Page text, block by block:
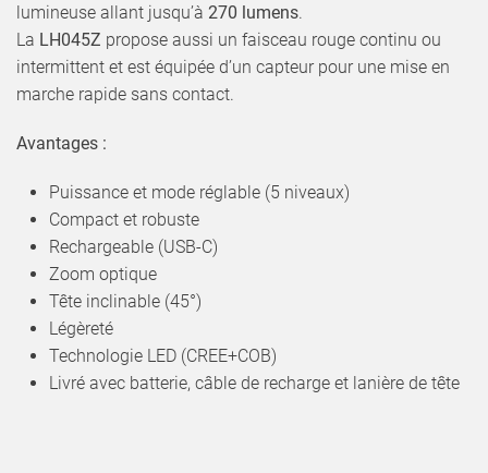
lumineuse allant jusqu’à 270 lumens.
La LH045Z propose aussi un faisceau rouge continu ou
intermittent et est équipée d’un capteur pour une mise en
marche rapide sans contact.
Avantages :
Puissance et mode réglable (5 niveaux)
Compact et robuste
Rechargeable (USB-C)
Zoom optique
Tête inclinable (45°)
Légèreté
Technologie LED (CREE+COB)
Livré avec batterie, câble de recharge et lanière de tête